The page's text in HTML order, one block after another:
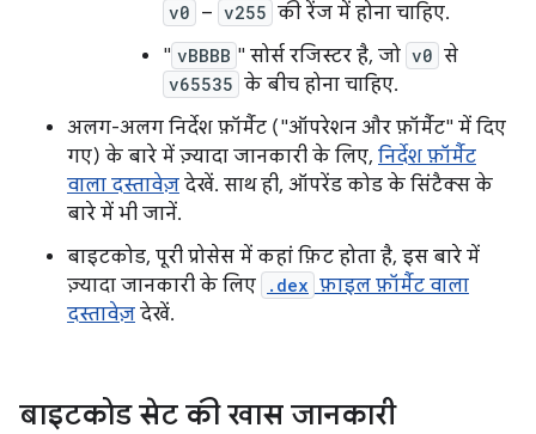
v0 – v255 की रेंज में होना चाहिए.
" vBBBB " सोर्स रजिस्टर है, जो v0 से
v65535 के बीच होना चाहिए.
अलग-अलग निर्देश फ़ॉर्मैट ("ऑपरेशन और फ़ॉर्मैट" में दिए
गए) के बारे में ज़्यादा जानकारी के लिए, निर्देश फ़ॉर्मैट
वाला दस्तावेज़ देखें. साथ ही, ऑपरेंड कोड के सिंटैक्स के
बारे में भी जानें.
बाइटकोड, पूरी प्रोसेस में कहां फ़िट होता है, इस बारे में
ज़्यादा जानकारी के लिए
.dex फ़ाइल फ़ॉर्मैट वाला
दस्तावेज़ देखें.
बाइटकोड सेट की खास जानकारी